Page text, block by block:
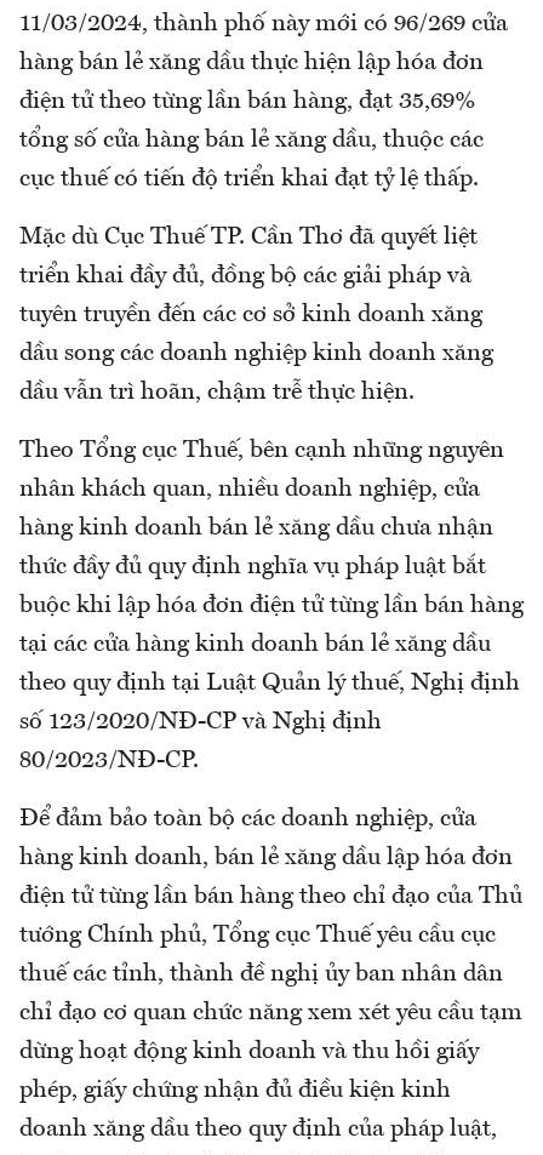
11/03/2024, thành phố này mới có 96/269 cửa
hàng bán lẻ xăng dầu thực hiện lập hóa đơn
điện tử theo từng lần bán hàng, đạt 35,69%
tổng số cửa hàng bán lẻ xăng dầu, thuộc các
cục thuế có tiến độ triển khai đạt tỷ lệ thấp.
Mặc dù Cục Thuế TP. Cần Thơ đã quyết liệt
triển khai đầy đủ, đồng bộ các giải pháp và
tuyên truyền đến các cơ sở kinh doanh xăng
dầu song các doanh nghiệp kinh doanh xăng
dầu vẫn trì hoãn, chậm trễ thực hiện.
Theo Tổng cục Thuế, bên cạnh những nguyên
nhân khách quan, nhiều doanh nghiệp, cửa
hàng kinh doanh bán lẻ xăng dầu chưa nhận
thức đầy đủ quy định nghĩa vụ pháp luật bắt
buộc khi lập hóa đơn điện tử từng lần bán hàng
tại các cửa hàng kinh doanh bán lẻ xăng dầu
theo quy định tại Luật Quản lý thuế, Nghị định
số 123/2020/NĐ-CP và Nghị định
80/2023/NĐ-CP.
Để đảm bảo toàn bộ các doanh nghiệp, cửa
hàng kinh doanh, bán lẻ xăng dầu lập hóa đơn
điện tử từng lần bán hàng theo chỉ đạo của Thủ
tướng Chính phủ, Tổng cục Thuế yêu cầu cục
thuế các tỉnh, thành đề nghị ủy ban nhân dân
chỉ đạo cơ quan chức năng xem xét yêu cầu tạm
dừng hoạt động kinh doanh và thu hồi giấy
phép, giấy chứng nhận đủ điều kiện kinh
doanh xăng dầu theo quy định của pháp luật,